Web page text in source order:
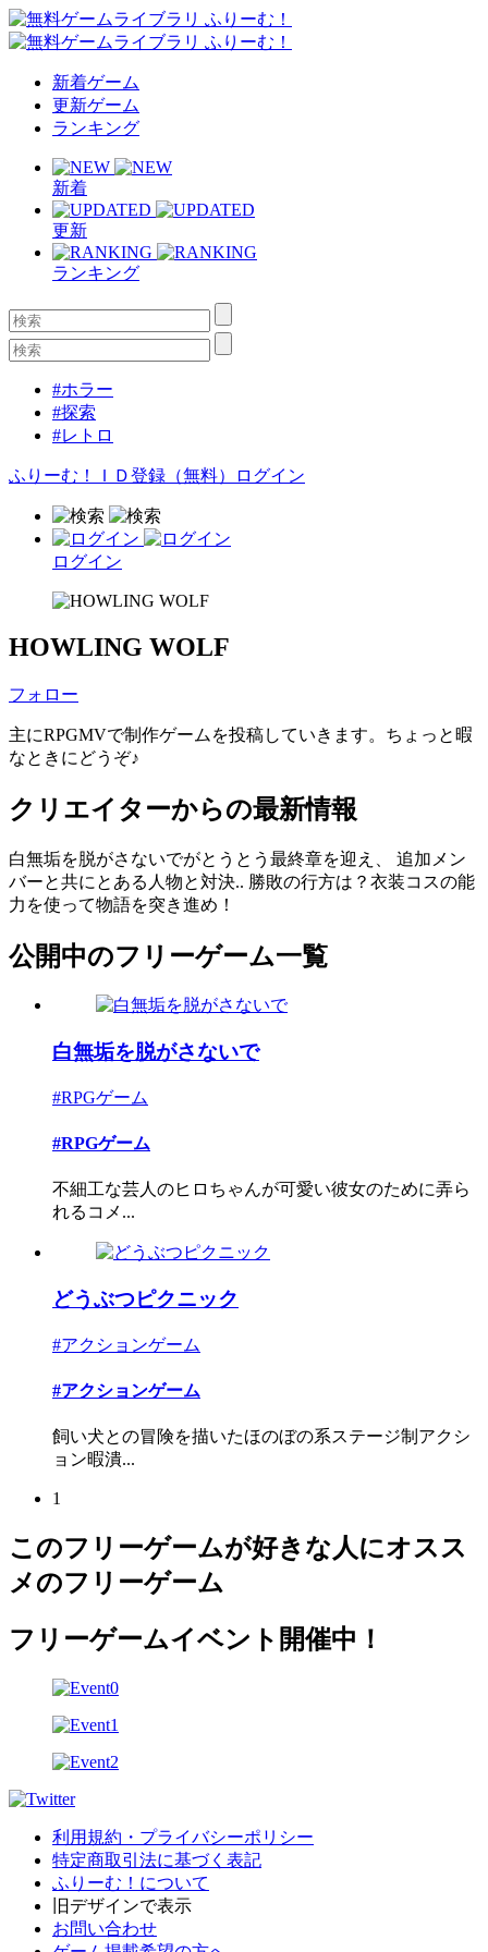
新着ゲーム
更新ゲーム
ランキング
新着
更新
ランキング
#ホラー
#探索
#レトロ
ふりーむ！ＩＤ登録（無料） ログイン
ログイン
HOWLING WOLF
フォロー
主にRPGMVで制作ゲームを投稿していきます。ちょっと暇
なときにどうぞ♪
クリエイターからの最新情報
白無垢を脱がさないでがとうとう最終章を迎え、 追加メン
バーと共にとある人物と対決.. 勝敗の行方は？衣装コスの能
力を使って物語を突き進め！
公開中のフリーゲーム一覧
白無垢を脱がさないで
#RPGゲーム
#RPGゲーム
不細工な芸人のヒロちゃんが可愛い彼女のために弄ら
れるコメ...
どうぶつピクニック
#アクションゲーム
#アクションゲーム
飼い犬との冒険を描いたほのぼの系ステージ制アクシ
ョン暇潰...
1
このフリーゲームが好きな人にオスス
メのフリーゲーム
フリーゲームイベント開催中！
利用規約・プライバシーポリシー
特定商取引法に基づく表記
ふりーむ！について
旧デザインで表示
お問い合わせ